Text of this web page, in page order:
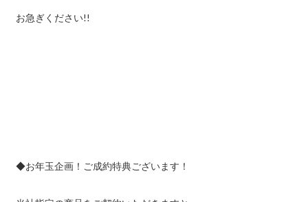
お急ぎください!!
◆お年玉企画！ご成約特典ございます！